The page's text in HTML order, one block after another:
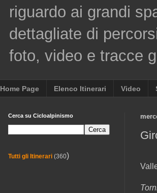
riguardo ai grandi
dettagliate di
foto, video e tracce
Home Page Elenco Itinerari Video
Cerca su Cicloalpinismo
Tutti gli Itinerari (360)